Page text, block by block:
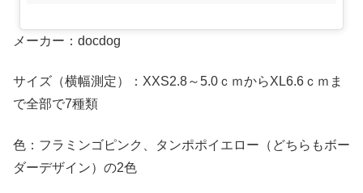
メーカー：docdog
サイズ（横幅測定）：XXS2.8～5.0ｃｍからXL6.6ｃｍま
で全部で7種類
色：フラミンゴピンク、タンポポイエロー（どちらもボー
ダーデザイン）の2色